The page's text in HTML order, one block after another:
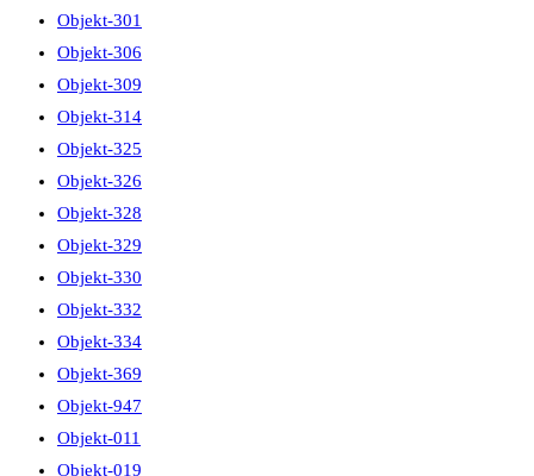
Objekt-301
Objekt-306
Objekt-309
Objekt-314
Objekt-325
Objekt-326
Objekt-328
Objekt-329
Objekt-330
Objekt-332
Objekt-334
Objekt-369
Objekt-947
Objekt-011
Objekt-019